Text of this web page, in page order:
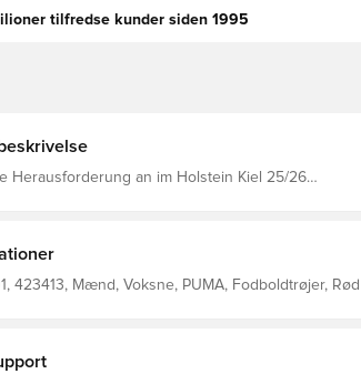
tilfredse kunder siden 1995
Herausforderung an im Holstein Kiel 25/26
Doubleface-Jacquard Länge: Regulär Ausschnitt:
Kurze Ärmel Bundhöhe: Mittel Branding-
und dem Verein
423413, Mænd, Voksne, PUMA, Fodboldtrøjer, Rød